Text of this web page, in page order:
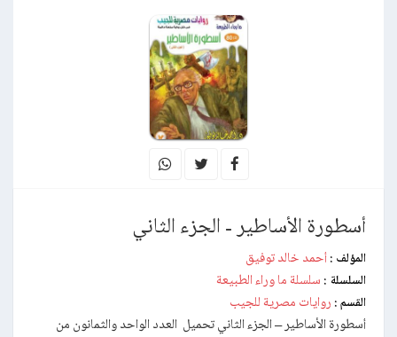
أسطورة الأساطير - الجزء الثاني
المؤلف : أحمد خالد توفيق
السلسلة : سلسلة ما وراء الطبيعة
القسم : روايات مصرية للجيب
أسطورة الأساطير – الجزء الثاني تحميل العدد الواحد والثمانون من